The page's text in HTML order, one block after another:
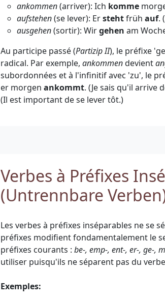
ankommen(arriver): Ich komme
aufstehen(se lever): Erstehtfrüh auf.
ausgehen(sortir): Wirgehen am
Au participe passé (Partizip II), le préfixe
radical. Par exemple, ankommendevient
subordonnées et à l'infinitif avec 'zu', le
er morgen ankommt. (Je sais qu'il arrive
(Il est important de se lever tôt.)
Verbes à Préfixes
(Untrennbare
Les verbes à préfixes inséparables ne se
préfixes modifient fondamentalement le
préfixes courants : be-, emp-, ent-, er-, ge-,
utiliser puisqu'ils ne séparent pas du
Exemples: